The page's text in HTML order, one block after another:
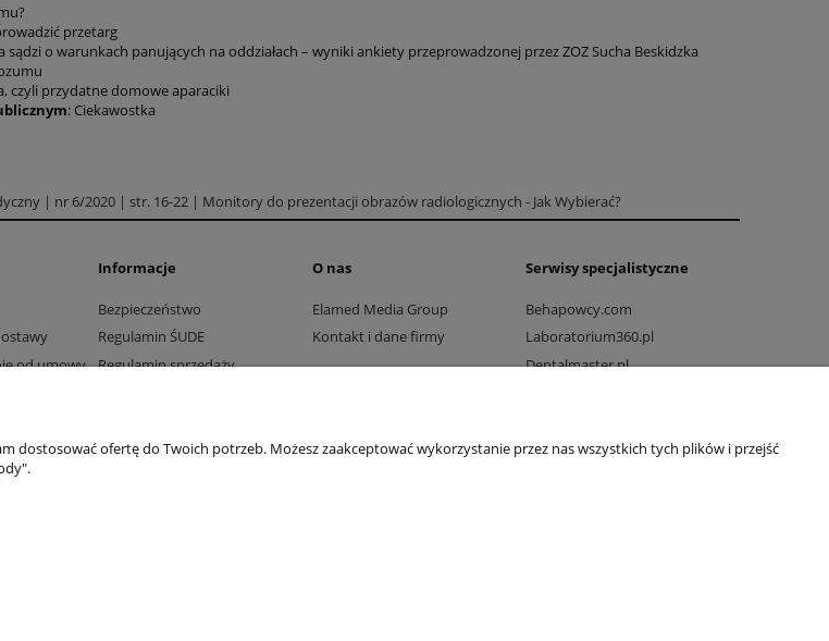
przetarg
o warunkach panujących na oddziałach – wyniki ankiety przeprowadzonej przez ZOZ Sucha Beskidzka
czyli przydatne domowe aparaciki
: Ciekawostka
| nr 6/2020 | str. 16-22 | Monitory do prezentacji obrazów radiologicznych - Jak Wybierać?
od umowy
Informacje
Bezpieczeństwo
Regulamin ŚUDE
Regulamin sprzedaży
O nas
Elamed Media Group
Kontakt i dane firmy
Serwisy specjalistyczne
Behapowcy.com
Laboratorium360.pl
Dentalmaster.pl
Drogowo-mostowy.pl
dostosować ofertę do Twoich potrzeb. Możesz zaakceptować wykorzystanie przez nas wszystkich tych plików i przejść